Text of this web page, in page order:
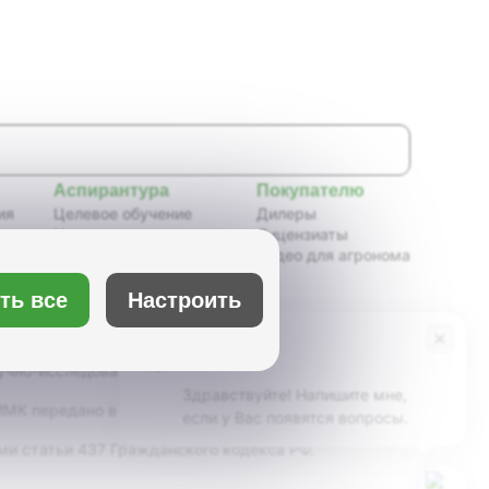
Здравствуйте! Напишите мне,
Аспирантура
Целевое обучение
Новости аспирантуры
Портфолио аспирантов
Расписание
Учебно-методическое
обеспечение
Покупателю
Дилеры
Лицензиаты
Видео для агронома
исследовательский институт масличных
все Настроить